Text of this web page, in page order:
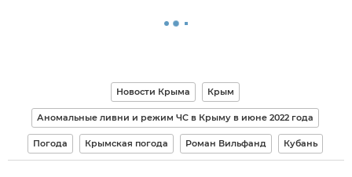
Новости Крыма Крым
Аномальные ливни и режим ЧС в Крыму в июне 2022 года
Погода Крымская погода Роман Вильфанд Кубань